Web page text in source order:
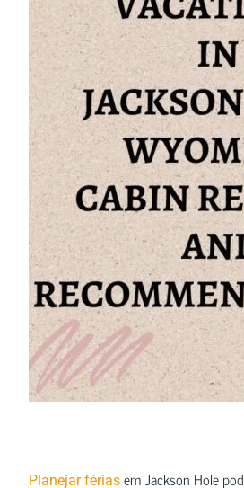
Planejar férias em Jackson Hole